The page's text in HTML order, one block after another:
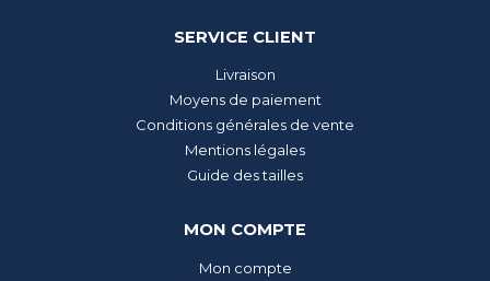
SERVICE CLIENT
Livraison
Moyens de paiement
Conditions générales de vente
Mentions légales
Guide des tailles
MON COMPTE
Mon compte